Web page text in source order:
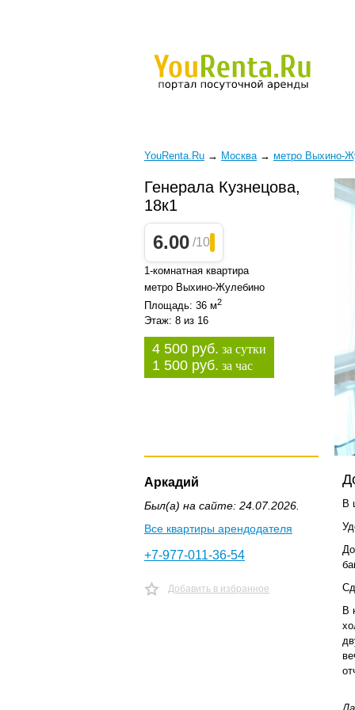
YouRenta.Ru → Москва → метро Выхино-
Генерала Кузнецова,
18к1
6.00 /10
1-комнатная квартира
метро Выхино-Жулебино
Площадь: 36 м2
Этаж: 8 из 16
4 500 руб. за сутки
1 500 руб. за час
Аркадий
Был(а) на сайте: 24.07.2026.
Все квартиры арендодателя
+7-977-011-36-54
Добавить в избранное
В
В